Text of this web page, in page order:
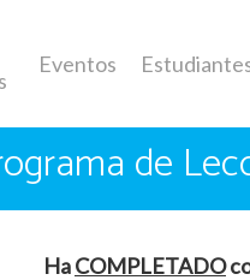
Eventos
de
HaCOMPLETADO